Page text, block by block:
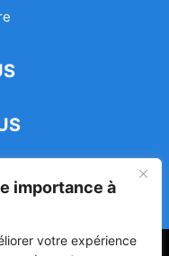
importance à
votre expérience